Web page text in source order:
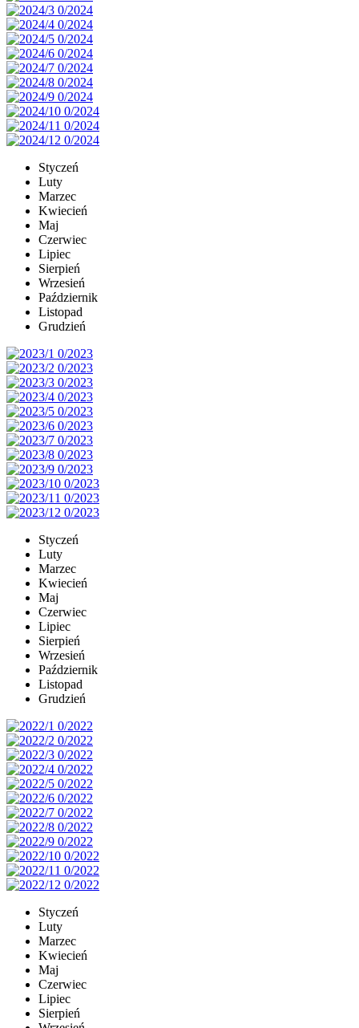
Styczeń
Luty
Marzec
Kwiecień
Maj
Czerwiec
Lipiec
Sierpień
Wrzesień
Październik
Listopad
Grudzień
Styczeń
Luty
Marzec
Kwiecień
Maj
Czerwiec
Lipiec
Sierpień
Wrzesień
Październik
Listopad
Grudzień
Styczeń
Luty
Marzec
Kwiecień
Maj
Czerwiec
Lipiec
Sierpień